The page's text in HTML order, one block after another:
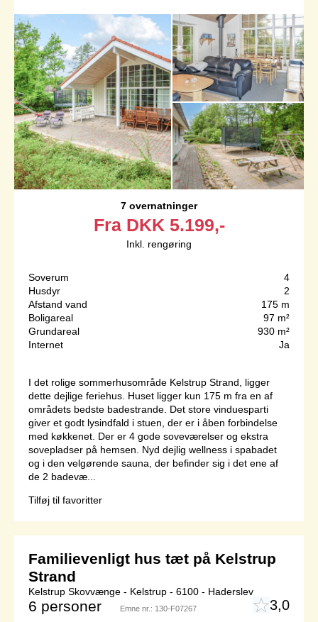
7 overnatninger
Fra DKK 5.199,-
Inkl. rengøring
Soverum
4
Husdyr
2
Afstand vand
175 m
Boligareal
97 m²
Grundareal
930 m²
Internet
Ja
I det rolige sommerhusområde Kelstrup Strand, ligger
dette dejlige feriehus. Huset ligger kun 175 m fra en af
områdets bedste badestrande. Det store vinduesparti
giver et godt lysindfald i stuen, der er i åben forbindelse
med køkkenet. Der er 4 gode soveværelser og ekstra
sovepladser på hemsen. Nyd dejlig wellness i spabadet
og i den velgørende sauna, der befinder sig i det ene af
de 2 badevæ...
Tilføj til favoritter
Familievenligt hus tæt på Kelstrup
Strand
Kelstrup Skovvænge - Kelstrup - 6100 - Haderslev
6 personer Emne nr.: 130-F07267 3,0